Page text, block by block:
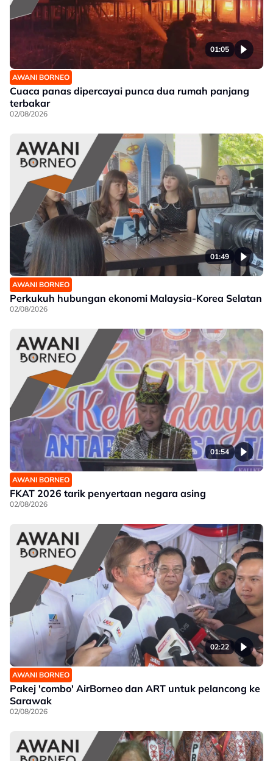
01:05
AWANI BORNEO
Cuaca panas dipercayai punca dua rumah panjang
terbakar
02/08/2026
01:49
AWANI BORNEO
Perkukuh hubungan ekonomi Malaysia-Korea Selatan
02/08/2026
01:54
AWANI BORNEO
FKAT 2026 tarik penyertaan negara asing
02/08/2026
02:22
AWANI BORNEO
Pakej 'combo' AirBorneo dan ART untuk pelancong ke
Sarawak
02/08/2026